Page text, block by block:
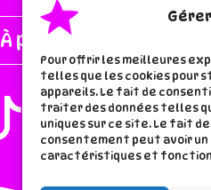
Pour offrir les meilleures
telles que les cookies pour
appareils. Le fait de
traiter des données telles
uniques sur ce site. Le fait
consentement peut avoir
caractéristiques et
À proros de lala